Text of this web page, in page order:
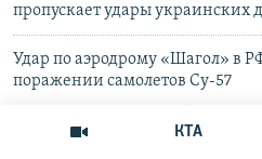
КТА
пропускает удары украинских
Удар по аэродрому «Шагол» в
поражении самолетов Су-57
«Эффект Туапсе». Что ждет